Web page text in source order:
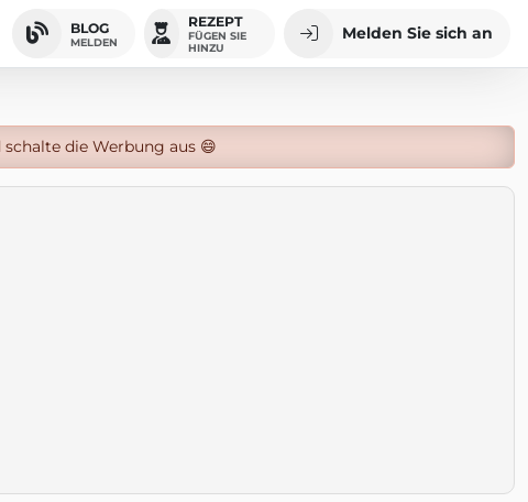
BLOG
MELDEN
REZEPT
FÜGEN SIE
HINZU
Melden Sie sich an
die Werbung aus 😄